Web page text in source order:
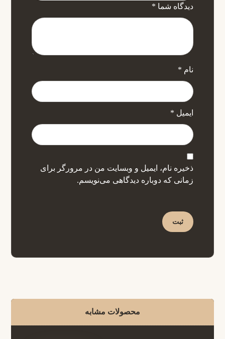
دیدگاه شما *
نام *
ایمیل *
ذخیره نام، ایمیل و وبسایت من در مرورگر برای
زمانی که دوباره دیدگاهی می‌نویسم.
محصولات مشابه